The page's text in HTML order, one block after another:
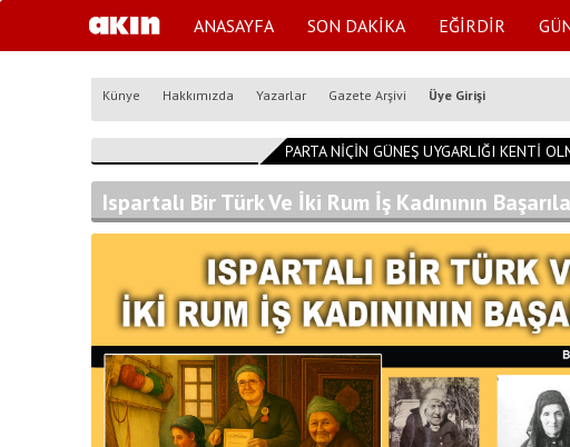
ANASAYFA SON DAKİKA EĞİRDİR
Künye Hakkımızda Yazarlar Gazete Arşivi Üye Girişi
ISPARTA NİÇİN GÜNEŞ UYGARLIĞI KENTİ
Ispartalı Bir Türk Ve İki Rum İş Kadınının